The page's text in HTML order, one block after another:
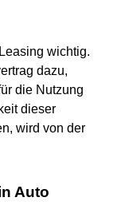
wichtig.
dazu,
die Nutzung
dieser
wird von der
Auto